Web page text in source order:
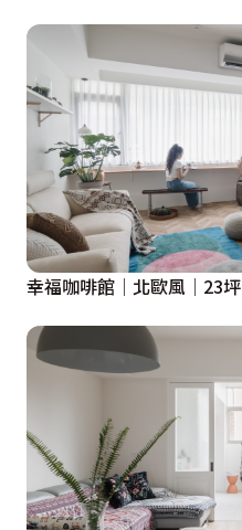
幸福咖啡館│北歐風│23坪